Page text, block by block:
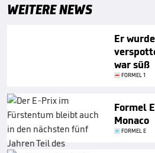
WEITERE NEWS
Er
war süß
FORMEL 1
Formel
Monaco
FORMEL E